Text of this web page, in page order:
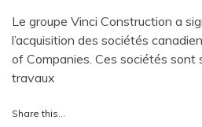
Le groupe Vinci Construction a
l’acquisition des sociétés
of Companies. Ces sociétés sont
travaux
Share this...